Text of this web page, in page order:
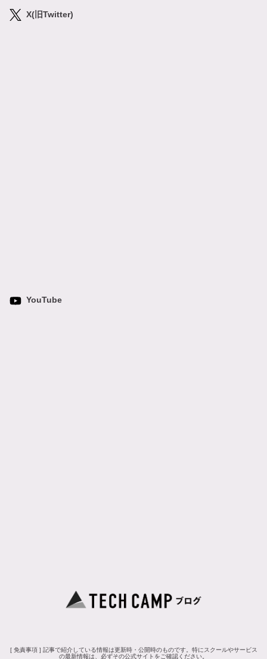
X(旧Twitter)
YouTube
[ 免責事項 ] 記事で紹介している情報は更新時・公開時のものです。特にスクールやサービス
の最新情報は、必ずその公式サイトをご確認ください。